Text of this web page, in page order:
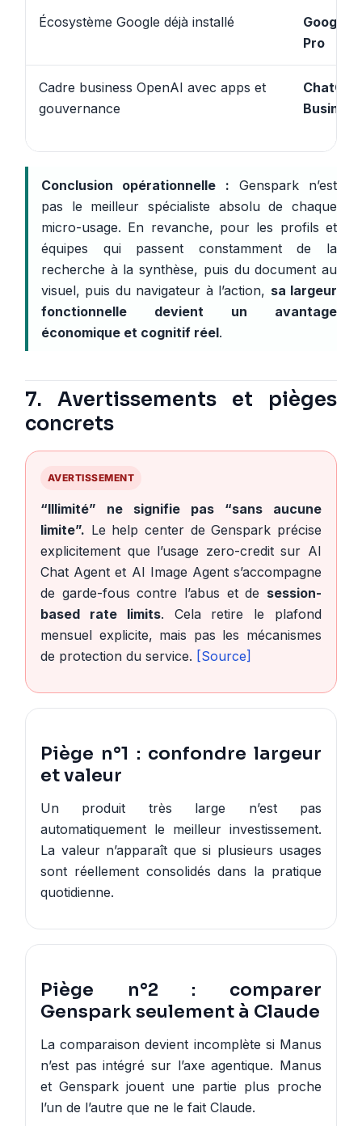
Écosystème Google déjà installé
Google
Pro
Cadre business OpenAI avec apps et
gouvernance
ChatGPT
Business
Conclusion opérationnelle : Genspark n’est
pas le meilleur spécialiste absolu de chaque
micro-usage. En revanche, pour les profils et
équipes qui passent constamment de la
recherche à la synthèse, puis du document au
visuel, puis du navigateur à l’action, sa largeur
fonctionnelle devient un avantage
économique et cognitif réel.
7. Avertissements et pièges
concrets
AVERTISSEMENT
“Illimité” ne signifie pas “sans aucune
limite”. Le help center de Genspark précise
explicitement que l’usage zero-credit sur AI
Chat Agent et AI Image Agent s’accompagne
de garde-fous contre l’abus et de session-
based rate limits. Cela retire le plafond
mensuel explicite, mais pas les mécanismes
de protection du service. [Source]
Piège n°1 : confondre largeur
et valeur
Un produit très large n’est pas
automatiquement le meilleur investissement.
La valeur n’apparaît que si plusieurs usages
sont réellement consolidés dans la pratique
quotidienne.
Piège n°2 : comparer
Genspark seulement à Claude
La comparaison devient incomplète si Manus
n’est pas intégré sur l’axe agentique. Manus
et Genspark jouent une partie plus proche
l’un de l’autre que ne le fait Claude.